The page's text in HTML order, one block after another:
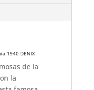
1940 DENIX
de la
la